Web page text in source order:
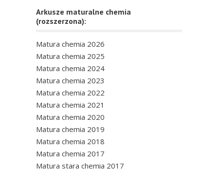
Arkusze maturalne chemia
(rozszerzona):
Matura chemia 2026
Matura chemia 2025
Matura chemia 2024
Matura chemia 2023
Matura chemia 2022
Matura chemia 2021
Matura chemia 2020
Matura chemia 2019
Matura chemia 2018
Matura chemia 2017
Matura stara chemia 2017